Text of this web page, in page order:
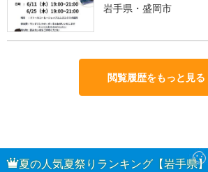
岩手県・盛岡市
閲覧履歴をもっと見る
夏の人気夏祭りランキング【岩手県】